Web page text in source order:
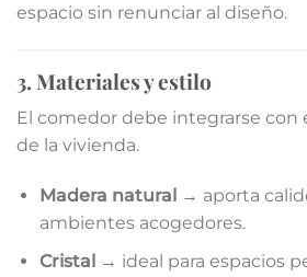
espacio sin renunciar al diseño.
3. Materiales y estilo
El comedor debe integrarse con
de la vivienda.
Madera natural→ aporta
ambientes acogedores.
Cristal→ ideal para espacios